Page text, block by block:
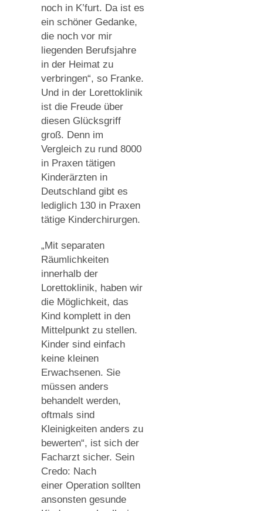
noch in K’furt. Da ist es
ein schöner Gedanke,
die noch vor mir
liegenden Berufsjahre
in der Heimat zu
verbringen“, so Franke.
Und in der Lorettoklinik
ist die Freude über
diesen Glücksgriff
groß. Denn im
Vergleich zu rund 8000
in Praxen tätigen
Kinderärzten in
Deutschland gibt es
lediglich 130 in Praxen
tätige Kinderchirurgen.
„Mit separaten
Räumlichkeiten
innerhalb der
Lorettoklinik, haben wir
die Möglichkeit, das
Kind komplett in den
Mittelpunkt zu stellen.
Kinder sind einfach
keine kleinen
Erwachsenen. Sie
müssen anders
behandelt werden,
oftmals sind
Kleinigkeiten anders zu
bewerten“, ist sich der
Facharzt sicher. Sein
Credo: Nach
einer Operation sollten
ansonsten gesunde